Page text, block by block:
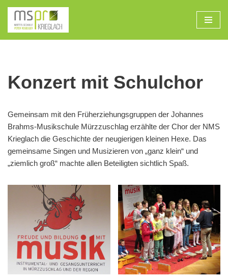
Zum
Inhalt
Konzert mit Schulchor
Gemeinsam mit den Früherziehungsgruppen der Johannes
Brahms-Musikschule Mürzzuschlag erzählte der Chor der NMS
Krieglach die Geschichte der neugierigen kleinen Hexe. Das
gemeinsame Singen und Musizieren von „ganz klein“ und
„ziemlich groß“ machte allen Beteiligten sichtlich Spaß.